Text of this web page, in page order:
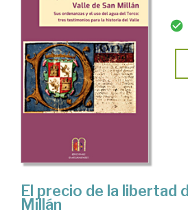
Historia:
Fuentes.
Arqueología.
Obras
generales
El precio de la libertad
Millán